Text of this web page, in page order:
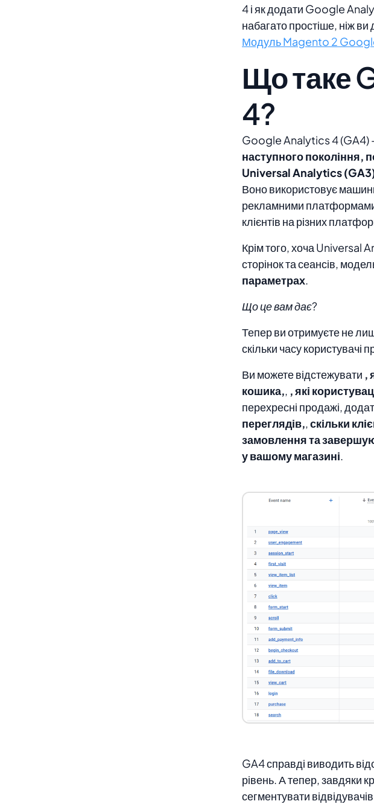
4 і як додати Google
набагато простіше, ніж
Модуль Magento 2
Що таке
4?
Google Analytics 4 (GA4)
наступного покоління,
Universal Analytics
Воно використовує
рекламними
клієнтів на різних
Крім того, хоча Universal
сторінок та сеансів,
параметрах.
Що це вам дає?
Тепер ви отримуєте не
скільки часу користувачі
Ви можете відстежувати ,
кошика,, , які
перехресні продажі,
переглядів,,скільки
замовлення та
у вашому магазині.
GA4 справді виводить
рівень. А тепер, завдяки
сегментувати